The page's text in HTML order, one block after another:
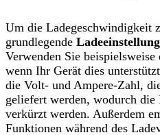
Um die Ladegeschwindigkeit
grundlegende
Verwenden Sie
wenn Ihr Gerät dies
die Volt- und Ampere-Zahl,
geliefert werden, wodurch die
verkürzt werden. Außerdem
Funktionen während des